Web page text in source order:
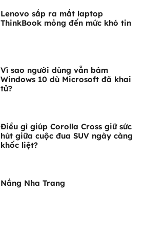
Lenovo sắp ra mắt laptop
ThinkBook mỏng đến mức khó tin
Vì sao người dùng vẫn bám
Windows 10 dù Microsoft đã khai
tử?
Điều gì giúp Corolla Cross giữ sức
hút giữa cuộc đua SUV ngày càng
khốc liệt?
Nắng Nha Trang